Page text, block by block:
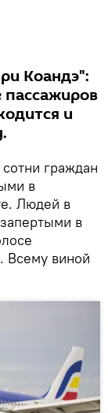
Коандэ":
пассажиров
и
граждан
в
Людей в
в
Всему виной